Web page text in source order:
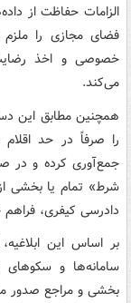
الزامات حفاظت از
فضای مجازی را
خصوصی و اخذ
می‌کند.
همچنین مطابق این
را صرفاً در حد
جمع‌آوری کرده و در
شرط» تمام یا بخشی
دادرسی کیفری، فراهم
بر اساس این
سامانه‌ها و
بخشی و مراجع صدور